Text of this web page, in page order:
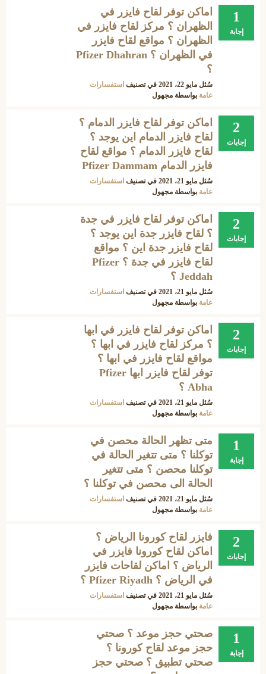
1
إجابة
اماكن توفر لقاح فايزر في
الظهران ؟ مركز لقاح فايزر في
الظهران ؟ مواقع لقاح فايزر
في الظهران ؟ Pfizer Dhahran
؟
سُئل مايو 22، 2021 في تصنيف استفسارات
عامة بواسطة مجهول
2
إجابات
اماكن توفر لقاح فايزر الدمام ؟
لقاح فايزر الدمام اين يوجد ؟
لقاح فايزر الدمام ؟ مواقع لقاح
فايزر الدمام Pfizer Dammam
سُئل مايو 21، 2021 في تصنيف استفسارات
عامة بواسطة مجهول
2
إجابات
اماكن توفر لقاح فايزر في جدة
؟ لقاح فايزر جدة اين يوجد ؟
لقاح فايزر جدة اين ؟ مواقع
لقاح فايزر في جدة ؟ Pfizer
Jeddah ؟
سُئل مايو 21، 2021 في تصنيف استفسارات
عامة بواسطة مجهول
2
إجابات
اماكن توفر لقاح فايزر في ابها
؟ مركز لقاح فايزر في ابها ؟
مواقع لقاح فايزر في ابها ؟
توفر لقاح فايزر ابها Pfizer
Abha ؟
سُئل مايو 21، 2021 في تصنيف استفسارات
عامة بواسطة مجهول
1
إجابة
متى تظهر الحالة محصن في
توكلنا ؟ متى تتغير الحالة في
توكلنا محصن ؟ متى تتغير
الحالة الى محصن في توكلنا ؟
سُئل مايو 21، 2021 في تصنيف استفسارات
عامة بواسطة مجهول
2
إجابات
فايزر لقاح كورونا الرياض ؟
اماكن لقاح كورونا فايزر في
الرياض ؟ اماكن لقاحات فايزر
في الرياض ؟ Pfizer Riyadh ؟
سُئل مايو 21، 2021 في تصنيف استفسارات
عامة بواسطة مجهول
1
إجابة
صحتي حجز موعد ؟ صحتي
حجز موعد لقاح كورونا ؟
صحتي تطبيق ؟ صحتي حجز